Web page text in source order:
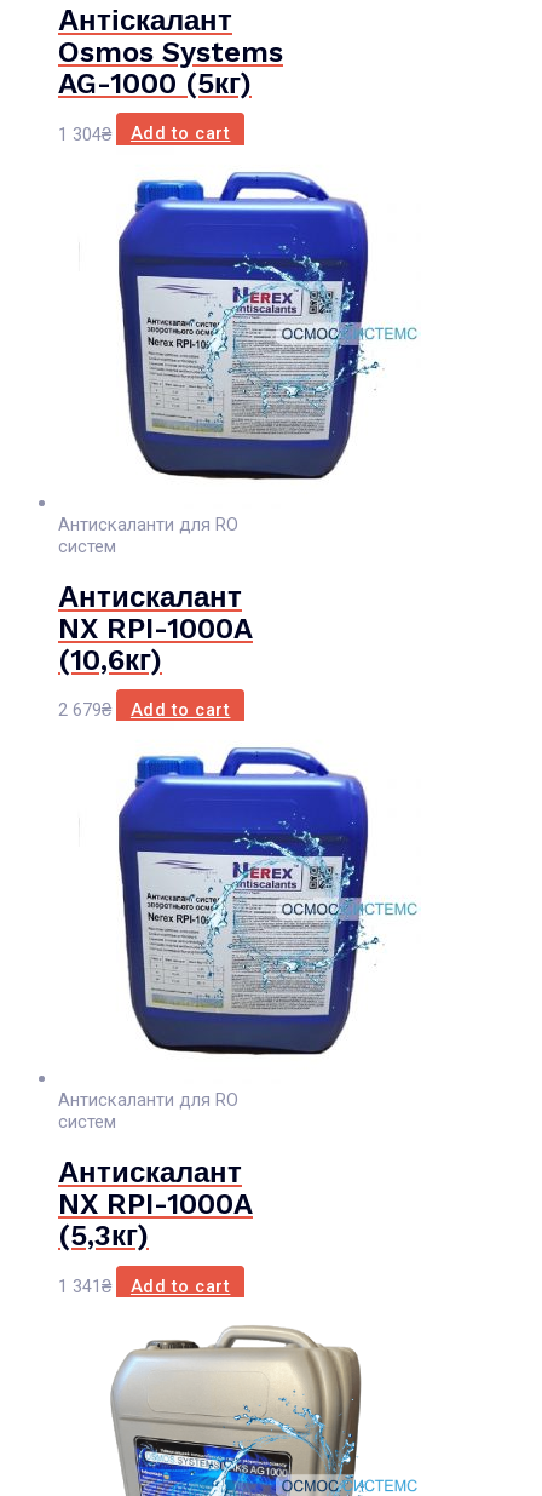
Антіскалант
Osmos Systems
AG-1000 (5кг)
1 304₴ Add to cart
Антискаланти для RO
систем
Антискалант
NX RPI-1000A
(10,6кг)
2 679₴ Add to cart
Антискаланти для RO
систем
Антискалант
NX RPI-1000A
(5,3кг)
1 341₴ Add to cart